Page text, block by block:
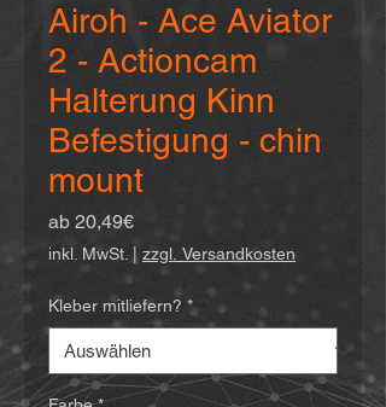
Airoh - Ace Aviator
2 - Actioncam
Halterung Kinn
Befestigung - chin
mount
ab 20,49€Sale-
Preis
inkl. MwSt. zzgl. Versandkosten
Kleber mitliefern? *